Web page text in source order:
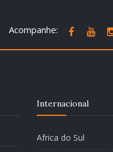
Acompanhe:
Internacional
Africa do Sul